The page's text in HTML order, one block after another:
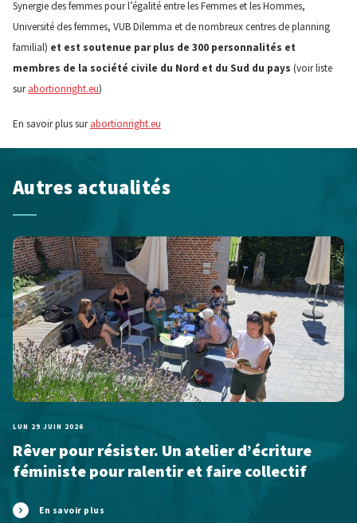
Synergie des femmes pour l’égalité entre les Femmes et les Hommes,
Université des femmes, VUB Dilemma et de nombreux centres de planning
familial) et est soutenue par plus de 300 personnalités et
membres de la société civile du Nord et du Sud du pays (voir liste
surabortionright.eu)
En savoir plus surabortionright.eu
Autres actualités
LUN 29 JUIN 2026
Rêver pour résister. Un atelier d’écriture
féministe pour ralentir et faire collectif
En savoir plus